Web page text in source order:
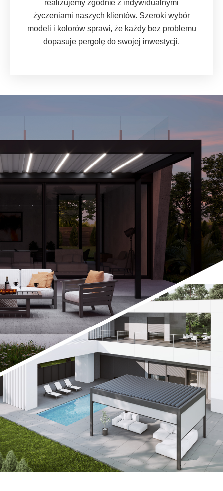
realizujemy zgodnie z indywidualnymi
życzeniami naszych klientów. Szeroki wybór
modeli i kolorów sprawi, że każdy bez problemu
dopasuje pergolę do swojej inwestycji.